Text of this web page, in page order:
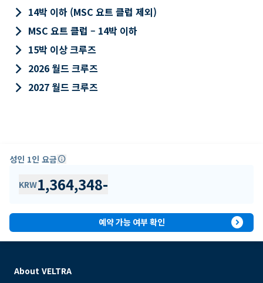
keyboard_arrow_right 14박 이하 (MSC 요트 클럽 제외)
keyboard_arrow_right MSC 요트 클럽 – 14박 이하
keyboard_arrow_right 15박 이상 크루즈
keyboard_arrow_right 2026 월드 크루즈
keyboard_arrow_right 2027 월드 크루즈
성인 1인 요금info
KRW1,364,348-
예약 가능 여부 확인 expand_circle_right
About VELTRA